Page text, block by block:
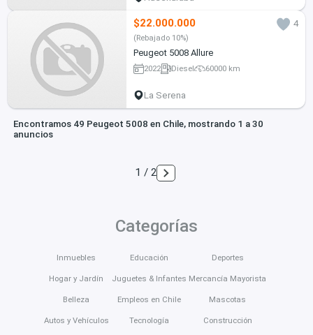
$22.000.000 4
(Rebajado 10%)
Peugeot 5008 Allure
2022 Diesel 60000 km
La Serena
Encontramos 49 Peugeot 5008 en Chile, mostrando 1 a 30
anuncios
1 / 2
Categorías
Inmuebles
Hogar y Jardín
Belleza
Autos y Vehículos
Educación
Juguetes & Infantes
Empleos en Chile
Tecnología
Deportes
Mercancía Mayorista
Mascotas
Construcción